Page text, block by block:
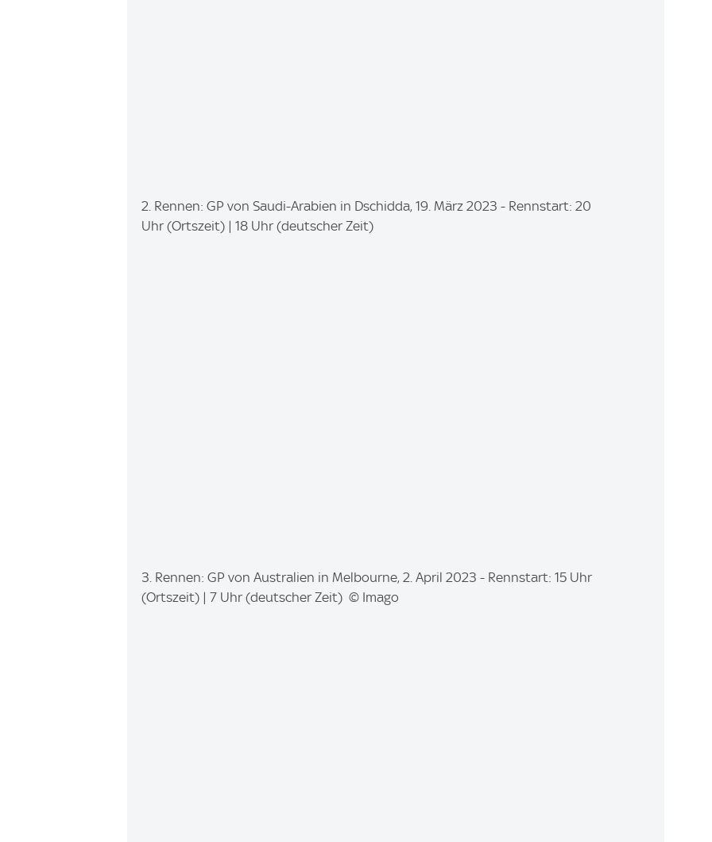
I
m
2. Rennen: GP von Saudi-Arabien in Dschidda, 19. März 2023 - Rennstart: 20
Uhr (Ortszeit) | 18 Uhr (deutscher Zeit)
I
m
3. Rennen: GP von Australien in Melbourne, 2. April 2023 - Rennstart: 15 Uhr
(Ortszeit) | 7 Uhr (deutscher Zeit) © Imago